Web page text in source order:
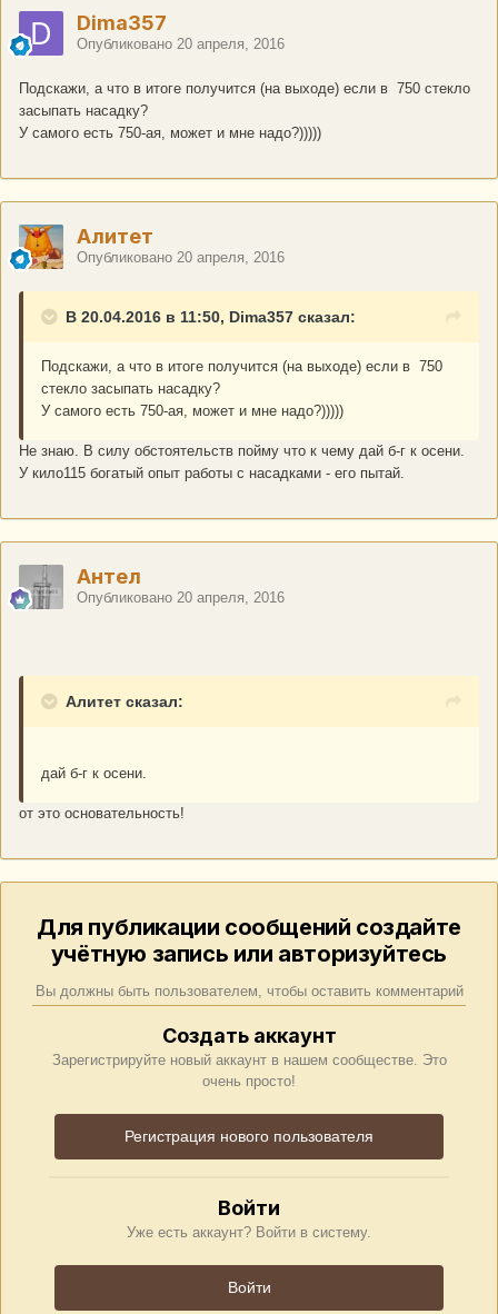
Dima357
Опубликовано 20 апреля, 2016
Подскажи, а что в итоге получится (на выходе) если в 750 стекло
засыпать насадку?
У самого есть 750-ая, может и мне надо?)))))
Алитет
Опубликовано 20 апреля, 2016
В 20.04.2016 в 11:50, Dima357 сказал:
Подскажи, а что в итоге получится (на выходе) если в 750
стекло засыпать насадку?
У самого есть 750-ая, может и мне надо?)))))
Не знаю. В силу обстоятельств пойму что к чему дай б-г к осени.
У кило115 богатый опыт работы с насадками - его пытай.
Антел
Опубликовано 20 апреля, 2016
Алитет сказал:
дай б-г к осени.
от это основательность!
Для публикации сообщений создайте
учётную запись или авторизуйтесь
Вы должны быть пользователем, чтобы оставить комментарий
Создать аккаунт
Зарегистрируйте новый аккаунт в нашем сообществе. Это
очень просто!
Регистрация нового пользователя
Войти
Уже есть аккаунт? Войти в систему.
Войти